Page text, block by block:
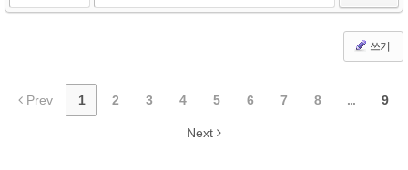
쓰기
Prev 1 2 3 4 5 6 7 8 ... 9
Next